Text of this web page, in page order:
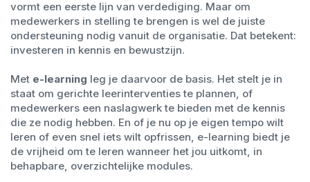
vormt een eerste lijn van verdediging. Maar om
medewerkers in stelling te brengen is wel de juiste
ondersteuning nodig vanuit de organisatie. Dat betekent:
investeren in kennis en bewustzijn.
Met e-learning leg je daarvoor de basis. Het stelt je in
staat om gerichte leerinterventies te plannen, of
medewerkers een naslagwerk te bieden met de kennis
die ze nodig hebben. En of je nu op je eigen tempo wilt
leren of even snel iets wilt opfrissen, e-learning biedt je
de vrijheid om te leren wanneer het jou uitkomt, in
behapbare, overzichtelijke modules.